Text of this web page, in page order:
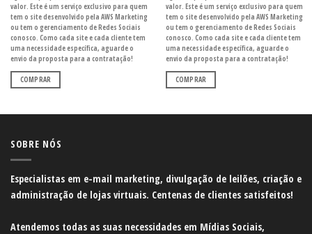
valor. Este é um serviço exclusivo para quem
tem o site desenvolvido pela AWS Marketing
ou tem o gerenciamento de Redes Sociais
conosco. Como cada site e cada cliente tem
uma necessidade específica, aguarde o
envio da proposta para a contratação!
COMPRAR
valor. Este é um serviço exclusivo para quem
tem o site desenvolvido pela AWS Marketing
ou tem o gerenciamento de Redes Sociais
conosco. Como cada site e cada cliente tem
uma necessidade específica, aguarde o
envio da proposta para a contratação!
COMPRAR
SOBRE NÓS
Especialistas em e-mail marketing, divulgação de leilões, criação e
administração de lojas virtuais. Centenas de clientes satisfeitos!
Atendemos todas as suas necessidades em Mídias Sociais,